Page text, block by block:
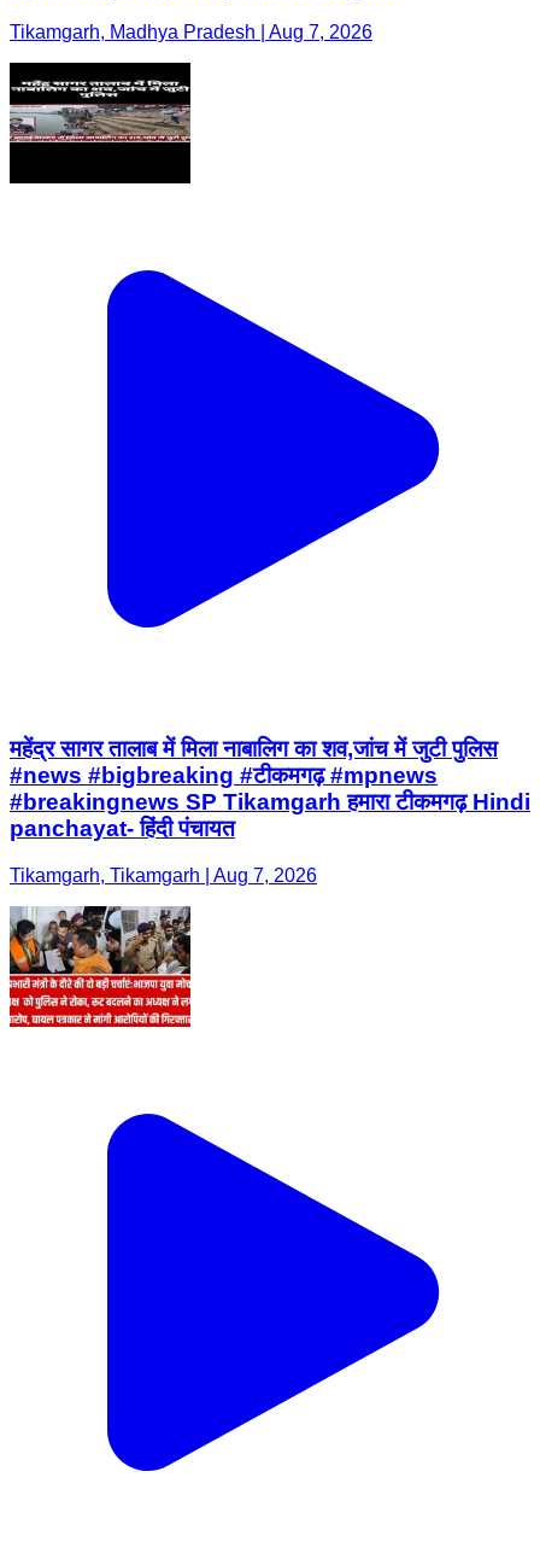
Tikamgarh, Madhya Pradesh | Aug 7, 2026
महेंद्र सागर तालाब में मिला नाबालिग का शव,जांच में जुटी पुलिस
#news #bigbreaking #टीकमगढ़ #mpnews
#breakingnews SP Tikamgarh हमारा टीकमगढ़ Hindi
panchayat- हिंदी पंचायत
Tikamgarh, Tikamgarh | Aug 7, 2026